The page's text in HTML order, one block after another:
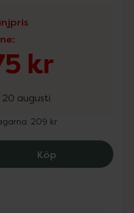
:
kr
20 augusti
209 kr
KöpWella